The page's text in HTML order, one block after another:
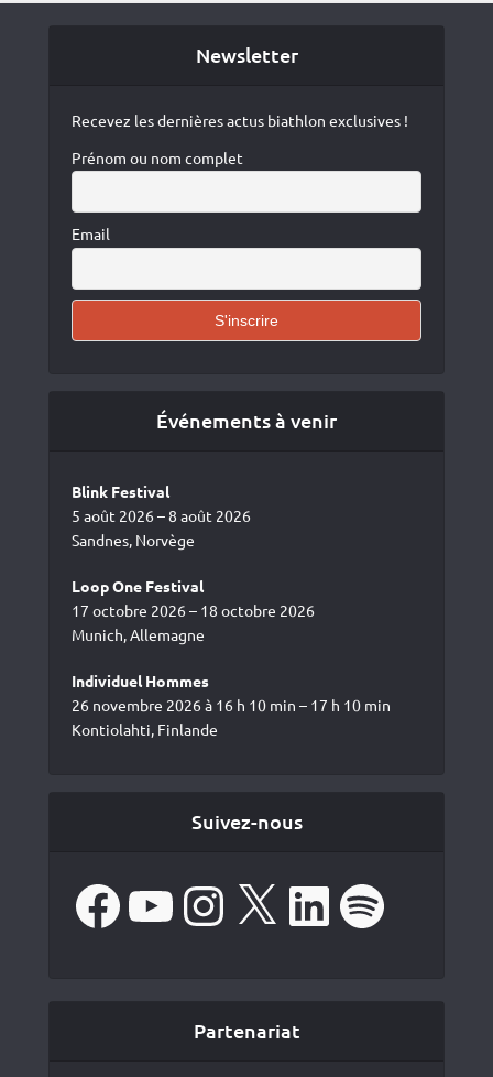
Newsletter
Recevez les dernières actus biathlon exclusives !
Prénom ou nom complet
Email
Événements à venir
Blink Festival
5 août 2026 – 8 août 2026
Sandnes, Norvège
Loop One Festival
17 octobre 2026 – 18 octobre 2026
Munich, Allemagne
Individuel Hommes
26 novembre 2026 à 16 h 10 min – 17 h 10 min
Kontiolahti, Finlande
Suivez-nous
FacebookYouTube Instagram LinkedIn Spotify
Partenariat